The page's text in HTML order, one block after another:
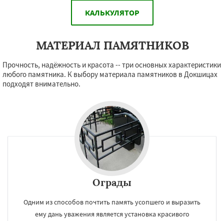
КАЛЬКУЛЯТОР
МАТЕРИАЛ ПАМЯТНИКОВ
Прочность, надёжность и красота -- три основных характеристики
любого памятника. К выбору материала памятников в Докшицах
подходят внимательно.
Ограды
Одним из способов почтить память усопшего и выразить
ему дань уважения является установка красивого